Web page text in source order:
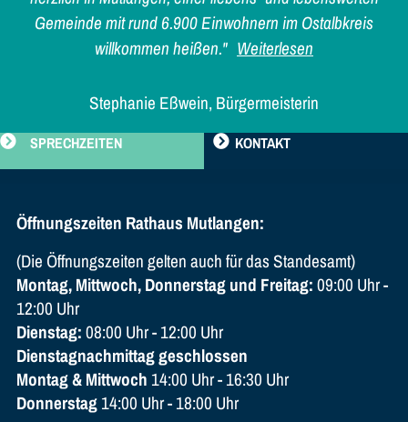
Gemeinde mit rund 6.900 Einwohnern im Ostalbkreis
willkommen heißen." Weiterlesen
Stephanie Eßwein, Bürgermeisterin
SPRECHZEITEN KONTAKT
Öffnungszeiten Rathaus Mutlangen:
(Die Öffnungszeiten gelten auch für das Standesamt)
Montag, Mittwoch, Donnerstag und Freitag:09:00 Uhr -
12:00 Uhr
Dienstag:08:00 Uhr - 12:00 Uhr
Dienstagnachmittag geschlossen
Montag & Mittwoch 14:00 Uhr - 16:30 Uhr
Donnerstag14:00 Uhr - 18:00 Uhr